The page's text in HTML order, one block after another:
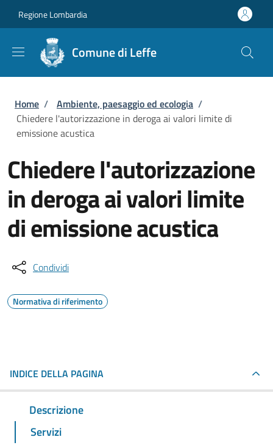
Regione Lombardia
Comune di Leffe
Briciole di pane
Home / Ambiente, paesaggio ed ecologia /
Chiedere l'autorizzazione in deroga ai valori limite di
emissione acustica
Chiedere l'autorizzazione
in deroga ai valori limite
di emissione acustica
Condividi
Normativa di riferimento
INDICE DELLA PAGINA
Descrizione
Servizi